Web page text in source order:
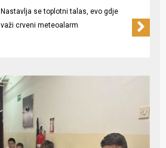
Nastavlja se toplotni talas, evo gdje
važi crveni meteoalarm